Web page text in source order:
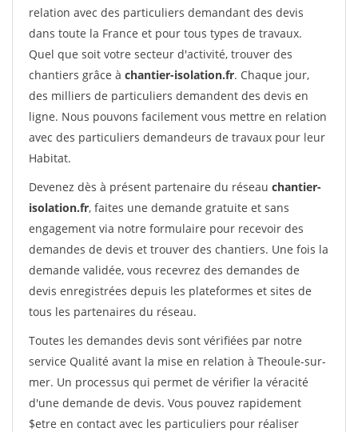
relation avec des particuliers demandant des devis
dans toute la France et pour tous types de travaux.
Quel que soit votre secteur d'activité, trouver des
chantiers grâce à chantier-isolation.fr. Chaque jour,
des milliers de particuliers demandent des devis en
ligne. Nous pouvons facilement vous mettre en relation
avec des particuliers demandeurs de travaux pour leur
Habitat.
Devenez dès à présent partenaire du réseau chantier-
isolation.fr, faites une demande gratuite et sans
engagement via notre formulaire pour recevoir des
demandes de devis et trouver des chantiers. Une fois la
demande validée, vous recevrez des demandes de
devis enregistrées depuis les plateformes et sites de
tous les partenaires du réseau.
Toutes les demandes devis sont vérifiées par notre
service Qualité avant la mise en relation à Theoule-sur-
mer. Un processus qui permet de vérifier la véracité
d'une demande de devis. Vous pouvez rapidement
$etre en contact avec les particuliers pour réaliser